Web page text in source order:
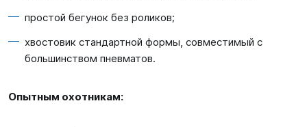
простой бегунок без роликов;
хвостовик стандартной формы, совместимый с
большинством пневматов.
Опытным охотникам: